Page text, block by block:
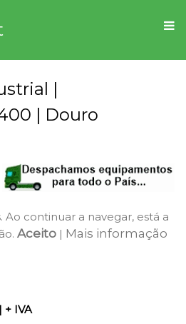
|
| Douro
Ao continuar a navegar, está a
Aceito | Mais informação
| + IVA